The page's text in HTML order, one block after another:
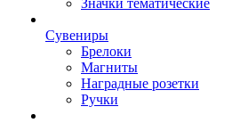
Значки тематические
Сувениры
Брелоки
Магниты
Наградные розетки
Ручки